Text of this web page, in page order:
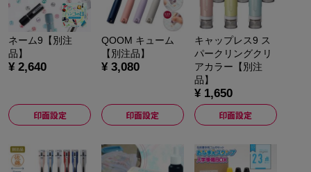
ネーム9【別注
品】
¥ 2,640
印面設定
QOOM キューム
【別注品】
¥ 3,080
印面設定
キャップレス9 ス
パークリングクリ
アカラー【別注
品】
¥ 1,650
印面設定